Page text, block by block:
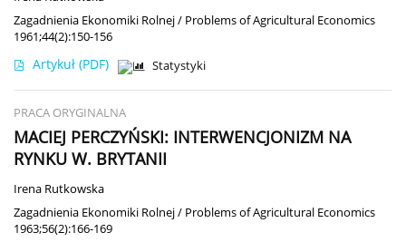
Zagadnienia Ekonomiki Rolnej / Problems of Agricultural Economics
1961;44(2):150-156
Artykuł (PDF) Statystyki
PRACA ORYGINALNA
MACIEJ PERCZYŃSKI: INTERWENCJONIZM NA
RYNKU W. BRYTANII
Irena Rutkowska
Zagadnienia Ekonomiki Rolnej / Problems of Agricultural Economics
1963;56(2):166-169